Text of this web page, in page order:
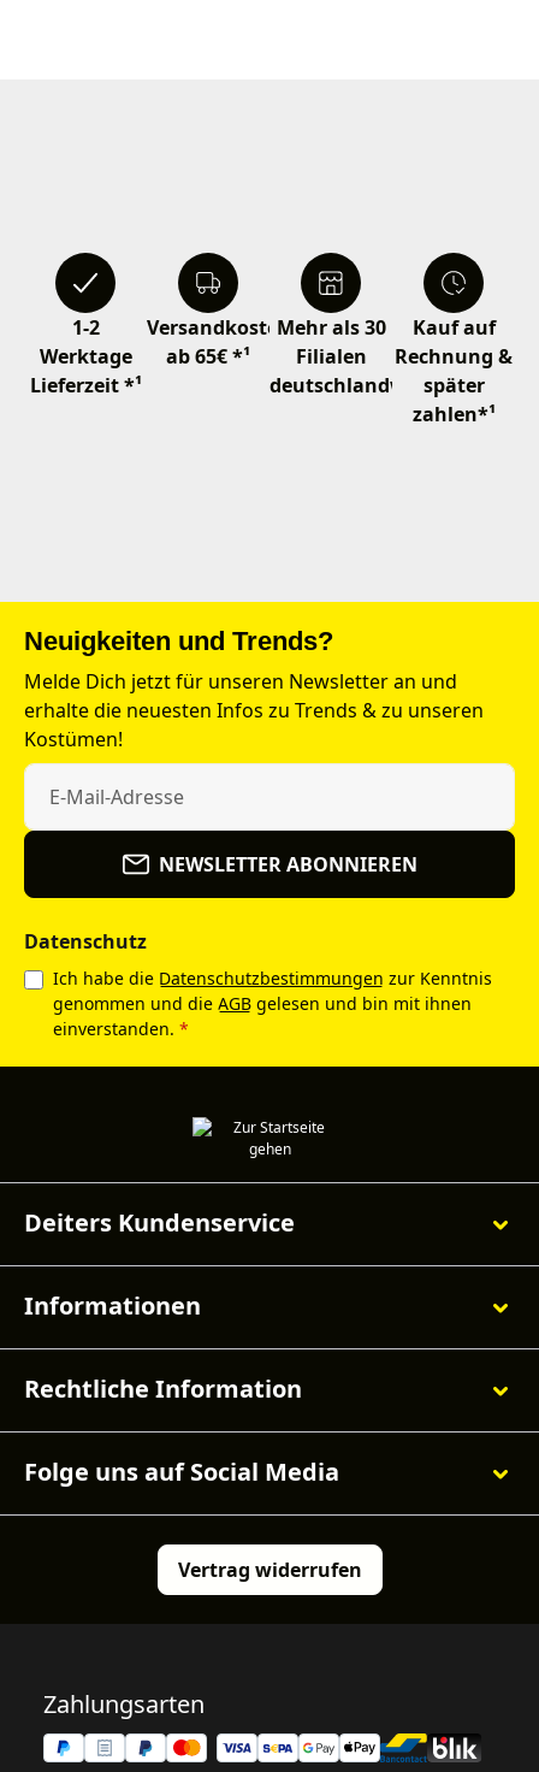
1-2
Werktage
Lieferzeit *¹
Versandkostenfrei
ab 65€ *¹
Mehr als 30
Filialen
deutschlandweit
Kauf auf
Rechnung &
später
zahlen*¹
Neuigkeiten und Trends?
Melde Dich jetzt für unseren Newsletter an und
erhalte die neuesten Infos zu Trends & zu unseren
Kostümen!
NEWSLETTER ABONNIEREN
Datenschutz
Ich habe die Datenschutzbestimmungen zur Kenntnis
genommen und die AGB gelesen und bin mit ihnen
einverstanden. *
Deiters Kundenservice
Informationen
Rechtliche Information
Folge uns auf Social Media
Vertrag widerrufen
Zahlungsarten